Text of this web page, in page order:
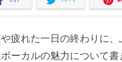
疲れた一日の終わりに
ーカルの魅力について書